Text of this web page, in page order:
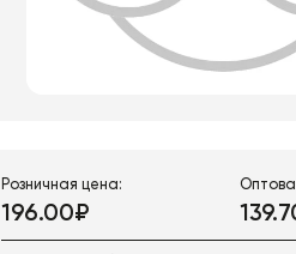
Розничная цена:
196.00₽